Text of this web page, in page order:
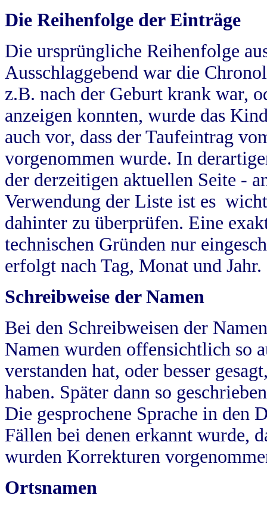
Die Reihenfolge der Einträge
Die ursprüngliche Reihenfolge
Ausschlaggebend war die
z.B. nach der Geburt krank war,
anzeigen konnten, wurde das
auch vor, dass der Taufeintrag
vorgenommen wurde. In
der derzeitigen aktuellen Seite -
Verwendung der Liste ist es
dahinter zu überprüfen. Eine
technischen Gründen nur
erfolgt nach Tag, Monat und Jahr.
Schreibweise der Namen
Bei den Schreibweisen der
Namen wurden offensichtlich so
verstanden hat, oder besser
haben. Später dann so
Die gesprochene Sprache in
Fällen bei denen erkannt wurde,
wurden Korrekturen
Ortsnamen